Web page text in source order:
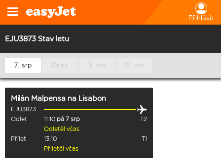
Přihlásit
EJU3873 Stav letu
7. srp Dnes 9. srp 10. srp
Milán Malpensa na Lisabon
EJU3873
Odlet
11:10 pá 7 srp
T2
Odletěl včas
Přílet
13:10
T1
Přiletěl včas